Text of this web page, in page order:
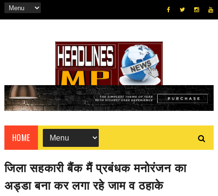
HOME
जिला सहकारी बैंक मैं प्रबंधक मनोरंजन का
अड्डा बना कर लगा रहे जाम व ठहाके